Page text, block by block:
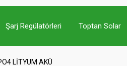
Şarj Regülatörleri Toptan Solar
LİTYUM AKÜ